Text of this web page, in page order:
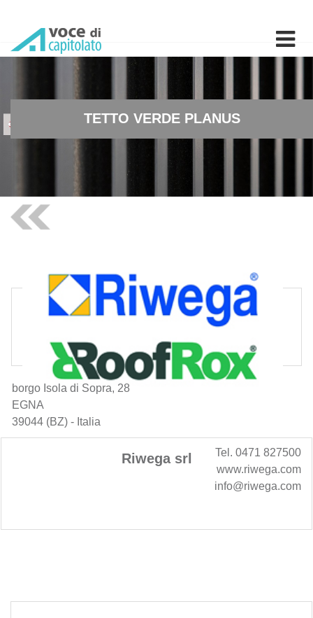
TETTO VERDE PLANUS
Riwega srl
borgo Isola di Sopra, 28
EGNA
39044 (BZ) - Italia
Tel. 0471 827500
www.riwega.com
info@riwega.com